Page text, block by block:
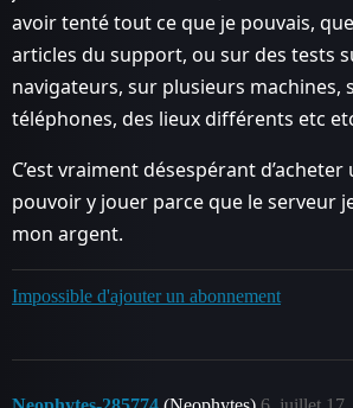
avoir tenté tout ce que je pouvais,
articles du support, ou sur des tests
navigateurs, sur plusieurs machines,
téléphones, des lieux différents etc
C’est vraiment désespérant
pouvoir y jouer parce que le serveur
mon argent.
Impossible d'ajouter un abonnement